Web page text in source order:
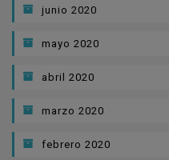
junio 2020
mayo 2020
abril 2020
marzo 2020
febrero 2020